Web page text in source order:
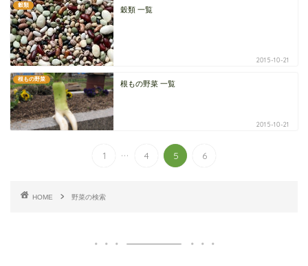
穀類
穀類 一覧
2015-10-21
根もの野菜
根もの野菜 一覧
2015-10-21
1 ... 4 5 6
HOME 野菜の検索